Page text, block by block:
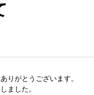
りがとうございます。
ました。